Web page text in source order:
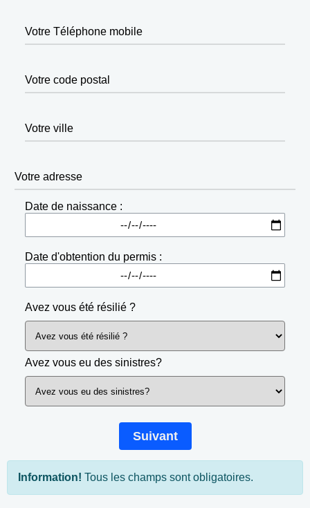
Votre Téléphone mobile
Votre code postal
Votre ville
Votre adresse
Date de naissance :
Date d'obtention du permis :
Avez vous été résilié ?
Avez vous eu des sinistres?
Suivant
Information! Tous les champs sont obligatoires.